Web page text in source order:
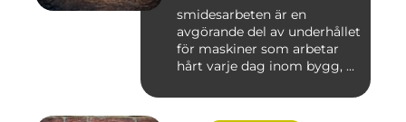
smidesarbeten är en
avgörande del av underhållet
för maskiner som arbetar
hårt varje dag inom bygg, ...